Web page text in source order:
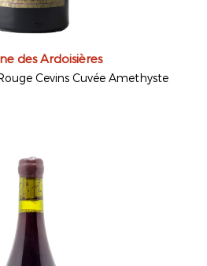
des Ardoisières
Cevins Cuvée Amethyste